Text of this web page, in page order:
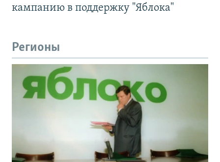
кампанию в поддержку "Яблока"
Регионы